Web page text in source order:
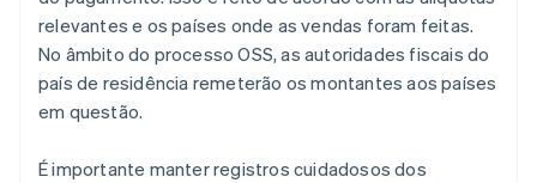
relevantes e os países onde as vendas foram feitas.
No âmbito do processo OSS, as autoridades fiscais do
país de residência remeterão os montantes aos países
em questão.
É importante manter registros cuidadosos dos